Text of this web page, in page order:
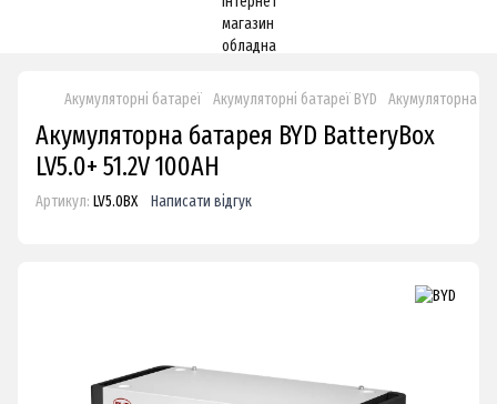
Акумуляторні батареї Акумуляторні батареї BYD Акумуляторна
Акумуляторна батарея BYD BatteryBox
LV5.0+ 51.2V 100AH
Артикул: LV5.0BX Написати відгук